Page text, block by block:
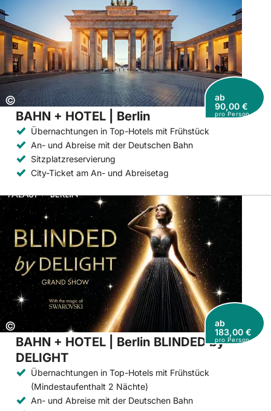
Copyright:
©
ab
90,00 €
pro Person
BAHN + HOTEL | Berlin
Übernachtungen in Top-Hotels mit Frühstück
An- und Abreise mit der Deutschen Bahn
Sitzplatzreservierung
City-Ticket am An- und Abreisetag
Copyright:
©
ab
183,00 €
pro Person
BAHN + HOTEL | Berlin BLINDED by
DELIGHT
Übernachtungen in Top-Hotels mit Frühstück
(Mindestaufenthalt 2 Nächte)
An- und Abreise mit der Deutschen Bahn